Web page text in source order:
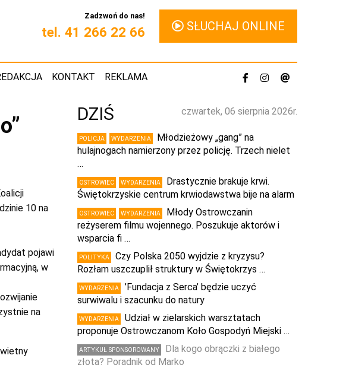
Zadzwoń do nas!
tel. 41 266 22 66 SŁUCHAJ ONLINE
KONTAKT REKLAMA
10 na
pojawi
w
na
czwartek, 06 sierpnia 2026r.
DZIŚ
POLICJA WYDARZENIA
Młodzieżowy „gang” na
hulajnogach namierzony przez policję. Trzech nielet
…
OSTROWIEC WYDARZENIA
Drastycznie brakuje krwi.
Świętokrzyskie centrum krwiodawstwa bije na alarm
OSTROWIEC WYDARZENIA
Młody Ostrowczanin
reżyserem filmu wojennego. Poszukuje aktorów i
wsparcia fi …
POLITYKA
Czy Polska 2050 wyjdzie z kryzysu?
Rozłam uszczuplił struktury w Świętokrzys …
WYDARZENIA
’Fundacja z Serca’ będzie uczyć
surwiwalu i szacunku do natury
WYDARZENIA
Udział w zielarskich warsztatach
proponuje Ostrowczanom Koło Gospodyń Miejski …
ARTYKUŁ SPONSOROWANY
Dla kogo obrączki z białego
złota? Poradnik od Marko